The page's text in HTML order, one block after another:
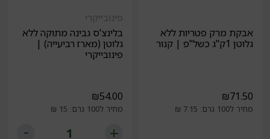
אבקת מרק פטריות ללא
גלוטן 1ק"ג כשל"פ | קנור
₪71.50
מחיר ל100 גרם: 7.15 ₪
פינובייקרי
בלינצ'ס גבינה מתוקה ללא
גלוטן (מארז רביעייה) |
פינובייקרי
₪54.00
מחיר ל100 גרם: 15 ₪